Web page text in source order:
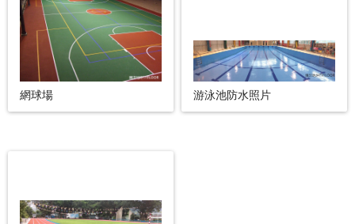
網球場 游泳池防水照片